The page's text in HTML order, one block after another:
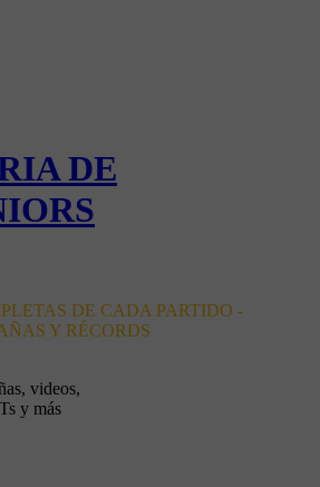
DE
DE CADA PARTIDO -
Y RÉCORDS
videos,
y más